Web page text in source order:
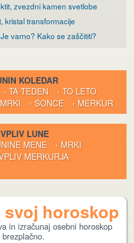
zvezdni kamen svetlobe
kristal transformacije
varno? Kako se zaščititi?
KOLEDAR
› TA TEDEN
› TO LETO
› SONCE › MERKUR
VPLIV LUNE
MENE
› MRKI
MERKURJA
svoj horoskop
in izračunaj osebni horoskop
brezplačno.